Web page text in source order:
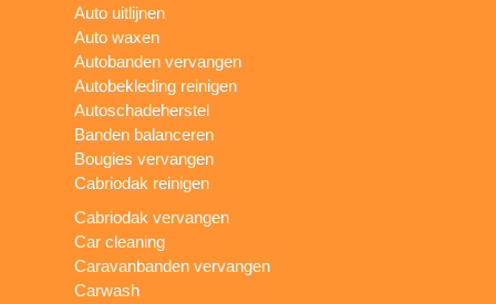
Auto uitlijnen
Auto waxen
Autobanden vervangen
Autobekleding reinigen
Autoschadeherstel
Banden balanceren
Bougies vervangen
Cabriodak reinigen
Cabriodak vervangen
Car cleaning
Caravanbanden vervangen
Carwash